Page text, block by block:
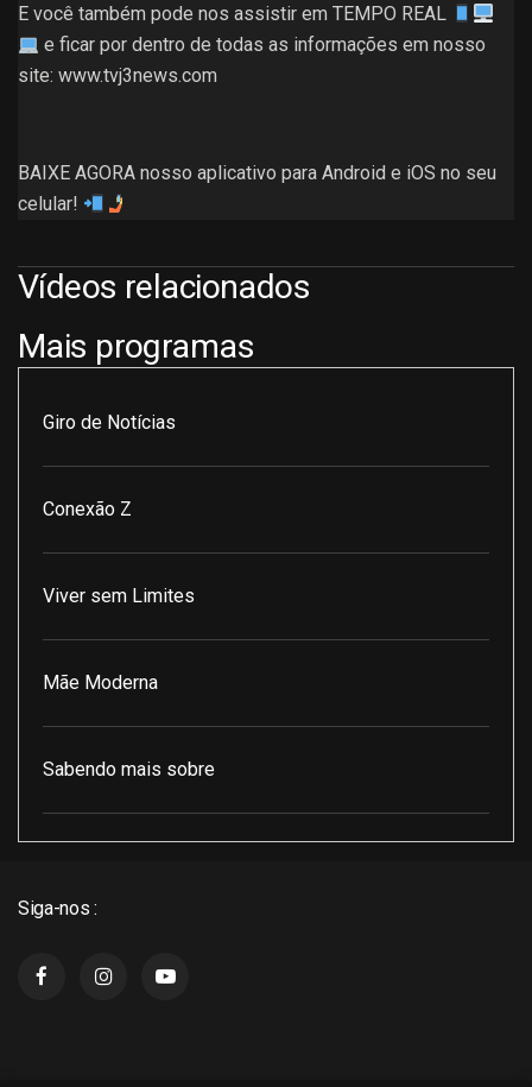
E você também pode nos assistir em TEMPO REAL
e ficar por dentro de todas as informações em nosso
site: www.tvj3news.com
BAIXE AGORA nosso aplicativo para Android e iOS no seu
celular!
Vídeos relacionados
Mais programas
Giro de Notícias
Conexão Z
Viver sem Limites
Mãe Moderna
Sabendo mais sobre
Siga-nos :